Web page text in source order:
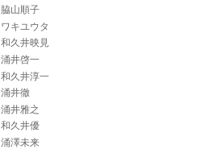
脇山順子
ワキユウタ
和久井映見
涌井啓一
和久井淳一
涌井徹
涌井雅之
和久井優
涌澤未来